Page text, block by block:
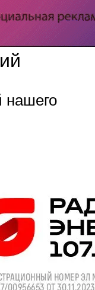
нашего